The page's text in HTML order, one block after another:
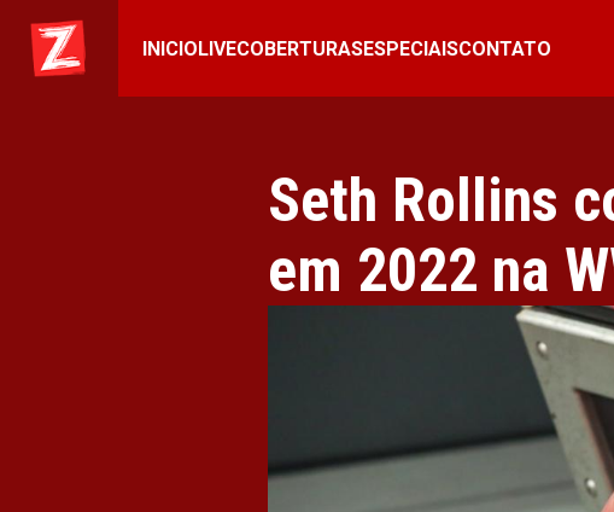
INICIOLIVECOBERTURASESPECIAISCONTATO
Seth Rollins
em 2022 na